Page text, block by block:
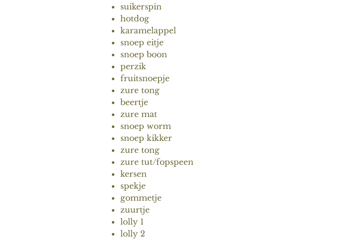
suikerspin
hotdog
karamelappel
snoep eitje
snoep boon
perzik
fruitsnoepje
zure tong
beertje
zure mat
snoep worm
snoep kikker
zure tong
zure tut/fopspeen
kersen
spekje
gommetje
zuurtje
lolly 1
lolly 2